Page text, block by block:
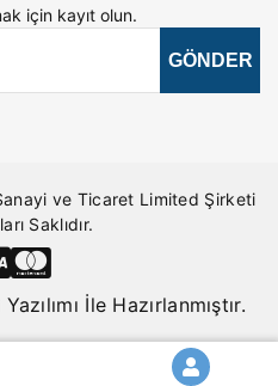
için kayıt olun.
ve Ticaret Limited Şirketi
Saklıdır.
Yazılımı İle Hazırlanmıştır.